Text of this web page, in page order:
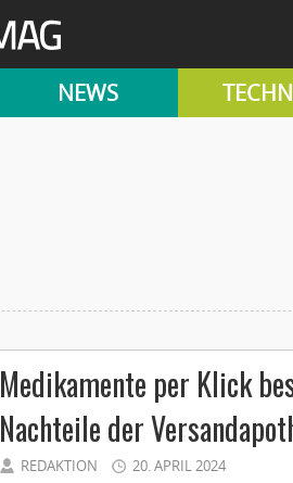
NEWS
Medikamente per Klick
Nachteile der
REDAKTION 20. APRIL 2024